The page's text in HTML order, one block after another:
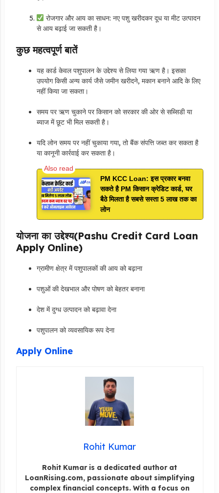
रोजगार और आय का साधन: नए पशु खरीदकर दूध या मीट उत्पादन
से आय बढ़ाई जा सकती है।
कुछ महत्वपूर्ण बातें
यह कार्ड केवल पशुपालन के उद्देश्य से लिया गया ऋण है। इसका
उपयोग किसी अन्य कार्य जैसे जमीन खरीदने, मकान बनाने आदि के लिए
नहीं किया जा सकता।
समय पर ऋण चुकाने पर किसान को सरकार की ओर से सब्सिडी या
ब्याज में छूट भी मिल सकती है।
यदि लोन समय पर नहीं चुकाया गया, तो बैंक संपत्ति जब्त कर सकता है
या कानूनी कार्रवाई कर सकता है।
PM KCC Loan: इस प्रकार बनवा
सकते है PM किसान क्रेडिट कार्ड, घर
बैठे मिलता है सबसे सस्ता 5 लाख तक का
लोन
योजना का उद्देश्य(Pashu Credit Card Loan
Apply Online)
ग्रामीण क्षेत्र में पशुपालकों की आय को बढ़ाना
पशुओं की देखभाल और पोषण को बेहतर बनाना
देश में दुग्ध उत्पादन को बढ़ावा देना
पशुपालन को व्यवसायिक रूप देना
Apply Online
Rohit Kumar
Rohit Kumar is a dedicated author at
LoanRising.com, passionate about simplifying
complex financial concepts. With a focus on